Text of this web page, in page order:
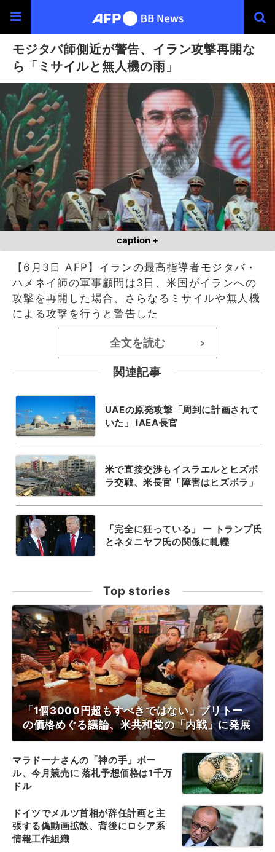
モジタバ師側近が警告、イラン攻撃再開な
ら「ミサイルと無人機の雨」
caption +
【6月3日 AFP】イランの最高指導者モジタバ・
ハメネイ師の軍事顧問は3日、米国がイランへの
攻撃を再開した場合、さらなるミサイルや無人機
による攻撃を行うと警告した
全文を読む >
関連記事
UAEの原発攻撃「周到に計画されて
いた」 IAEA長官
米で直接交渉もイスラエルとヒズボ
ラ交戦、米長官「障害はヒズボラ」
「完全に狂っている」 ー トランプ氏
とネタニヤフ氏の関係に軋轢
Top stories
「1個3000円超もすべきではない」ブリトー
の価格めぐる議論、米共和党の「内戦」に発展
マラドーナさんの「神の手」ボー
ル、今月競売に 落札予想価格は1千万
ドル
ドイツでメルツ首相が辞任計画と主
張する偽動画拡散、背後にロシア系
情報工作組織